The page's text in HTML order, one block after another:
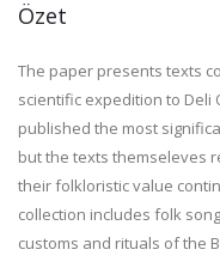
Özet
The paper presents texts
scientific expedition to Deli
published the most
but the texts themseleves
their folkloristic value
collection includes folk
customs and rituals of the